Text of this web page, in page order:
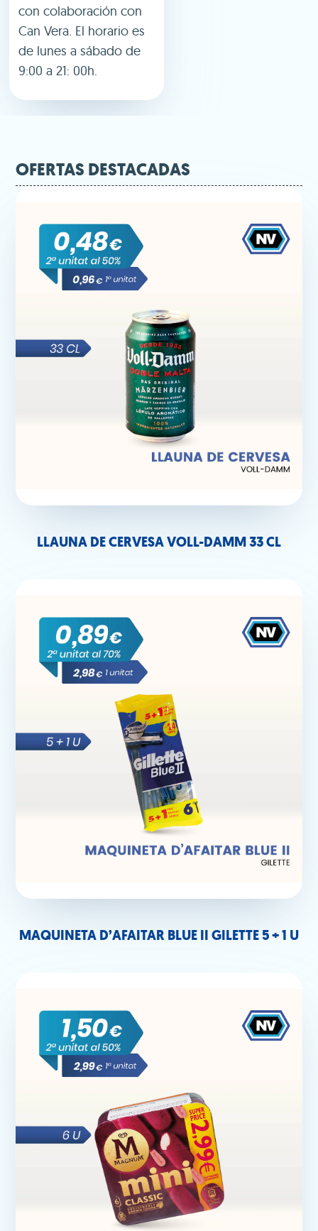
con colaboración con
Can Vera. El horario es
de lunes a sábado de
9:00 a 21: 00h.
OFERTAS DESTACADAS
LLAUNA DE CERVESA VOLL-DAMM 33 CL
MAQUINETA D’AFAITAR BLUE II GILETTE 5 + 1 U